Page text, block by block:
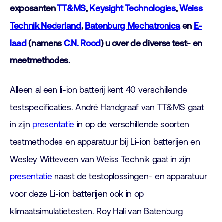
exposantenTT&MS, Keysight Technologies,Weiss
Technik Nederland, Batenburg Mechatronicaen E-
laad (namens C.N. Rood) u over de diverse test- en
meetmethodes.
Alleen al een li-ion batterij kent 40 verschillende
testspecificaties. André Handgraaf van TT&MS gaat
in zijn presentatiein op de verschillende soorten
testmethodes en apparatuur bij Li-ion batterijen en
Wesley Witteveen van Weiss Technik gaat in zijn
presentatienaast de testoplossingen- en apparatuur
voor deze Li-ion batterijen ook in op
klimaatsimulatietesten. Roy Hali van Batenburg